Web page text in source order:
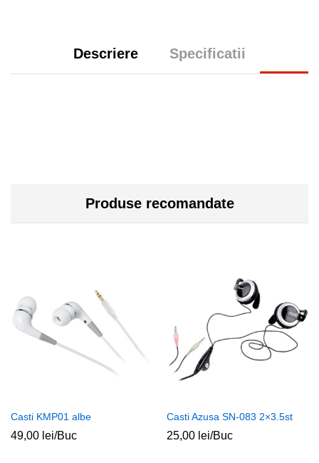
Descriere Specificatii
Produse recomandate
Casti KMP01 albe
49,00 lei/Buc
Casti Azusa SN-083 2×3.5st
25,00 lei/Buc